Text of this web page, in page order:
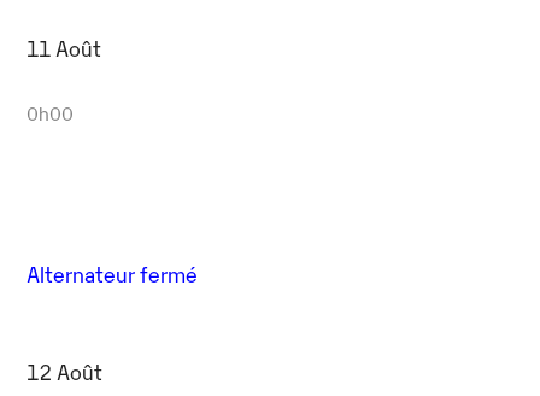
11 Août
0h00
Alternateur fermé
12 Août